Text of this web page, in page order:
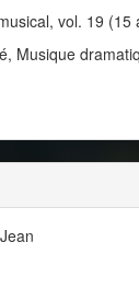
vol. 19 (15
Musique